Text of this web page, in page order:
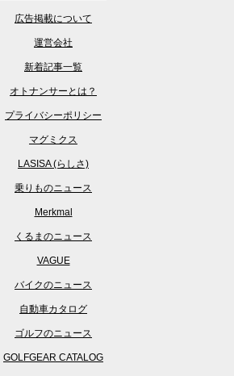
広告掲載について
運営会社
新着記事一覧
オトナンサーとは？
プライバシーポリシー
マグミクス
LASISA (らしさ)
乗りものニュース
Merkmal
くるまのニュース
VAGUE
バイクのニュース
自動車カタログ
ゴルフのニュース
GOLFGEAR CATALOG